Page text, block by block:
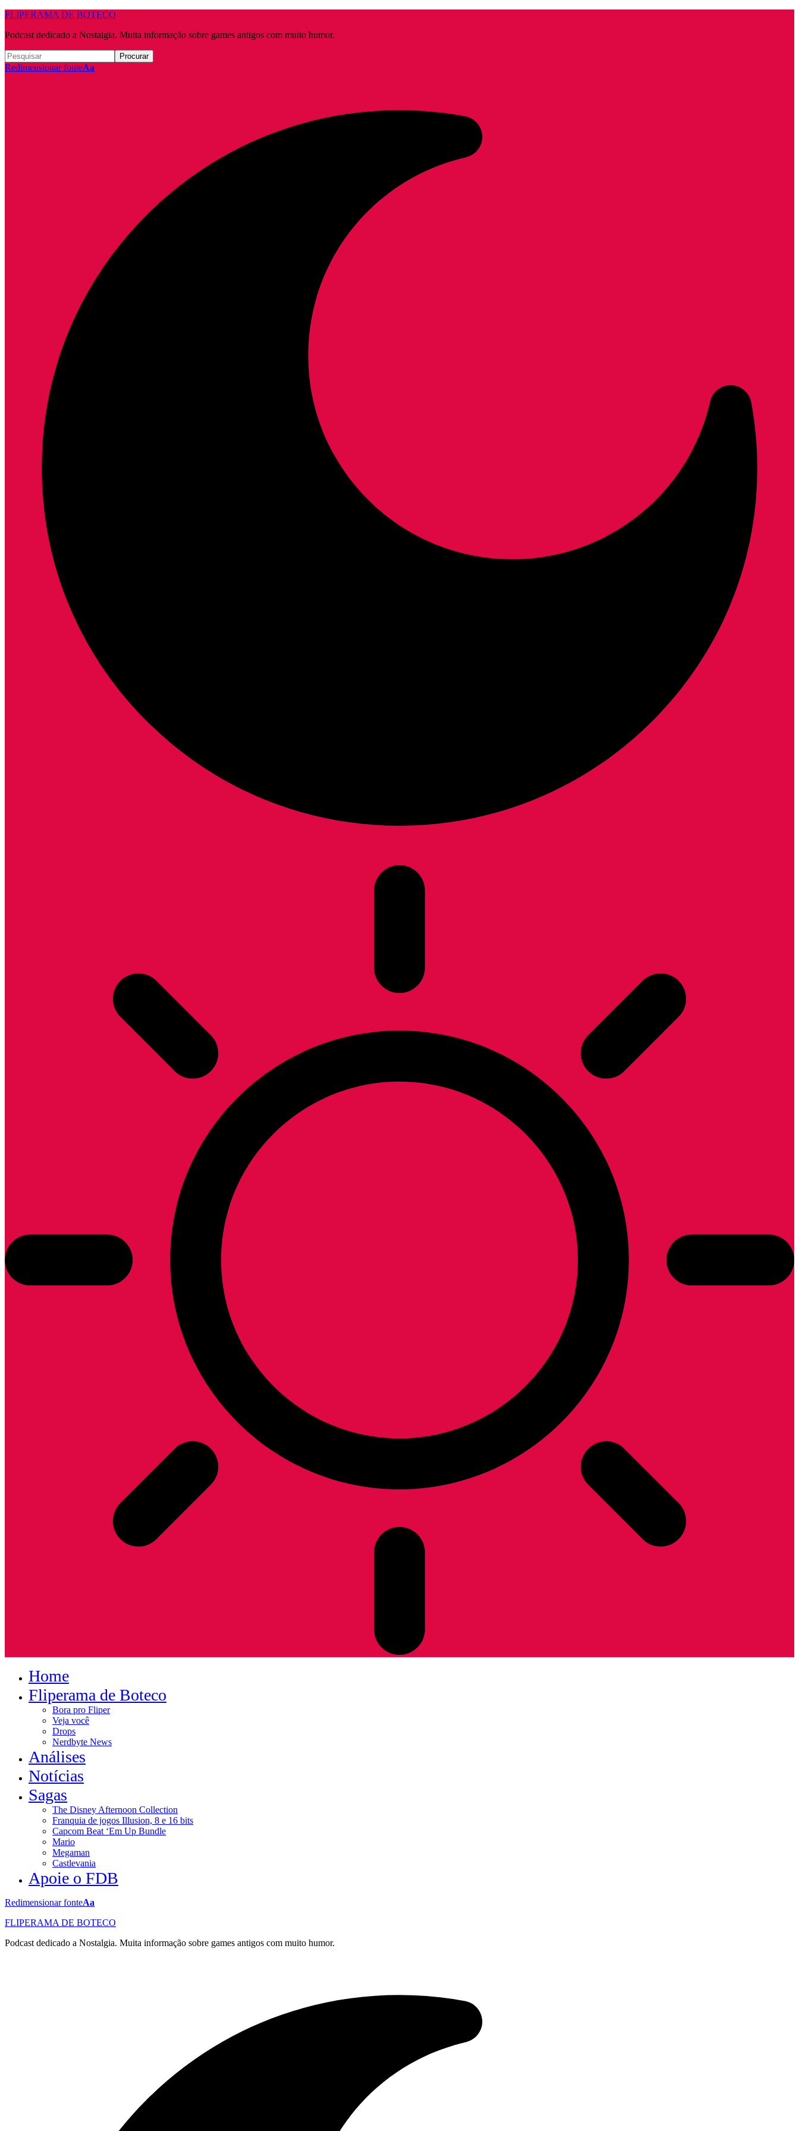
FLIPERAMA DE BOTECO
Podcast dedicado a Nostalgia. Muita informação sobre games antigos com muito humor.
Redimensionar fonteAa
Home
Fliperama de Boteco
Bora pro Fliper
Veja você
Drops
Nerdbyte News
Análises
Notícias
Sagas
The Disney Afternoon Collection
Franquia de jogos Illusion, 8 e 16 bits
Capcom Beat ‘Em Up Bundle
Mario
Megaman
Castlevania
Apoie o FDB
Redimensionar fonteAa
FLIPERAMA DE BOTECO
Podcast dedicado a Nostalgia. Muita informação sobre games antigos com muito humor.